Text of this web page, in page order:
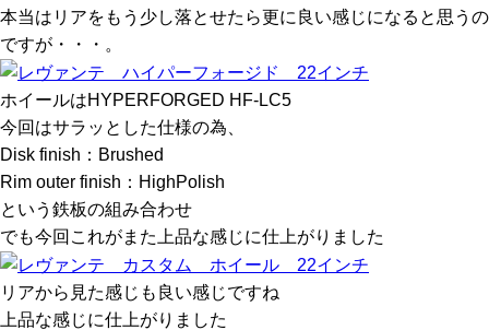
本当はリアをもう少し落とせたら更に良い感じになると思うの
ですが・・・。
ホイールはHYPERFORGED HF-LC5
今回はサラッとした仕様の為、
Disk finish：Brushed
Rim outer finish：HighPolish
という鉄板の組み合わせ
でも今回これがまた上品な感じに仕上がりました
リアから見た感じも良い感じですね
上品な感じに仕上がりました